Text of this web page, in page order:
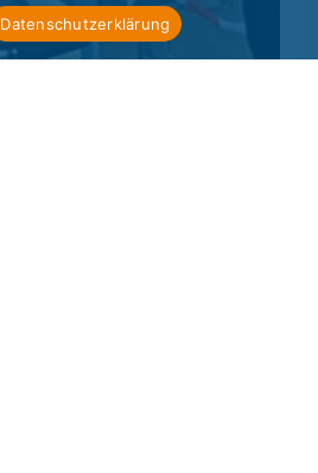
Datenschutzerklärung